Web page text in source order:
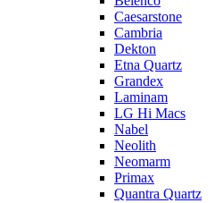
Caesarstone
Cambria
Dekton
Etna Quartz
Grandex
Laminam
LG Hi Macs
Nabel
Neolith
Neomarm
Primax
Quantra Quartz